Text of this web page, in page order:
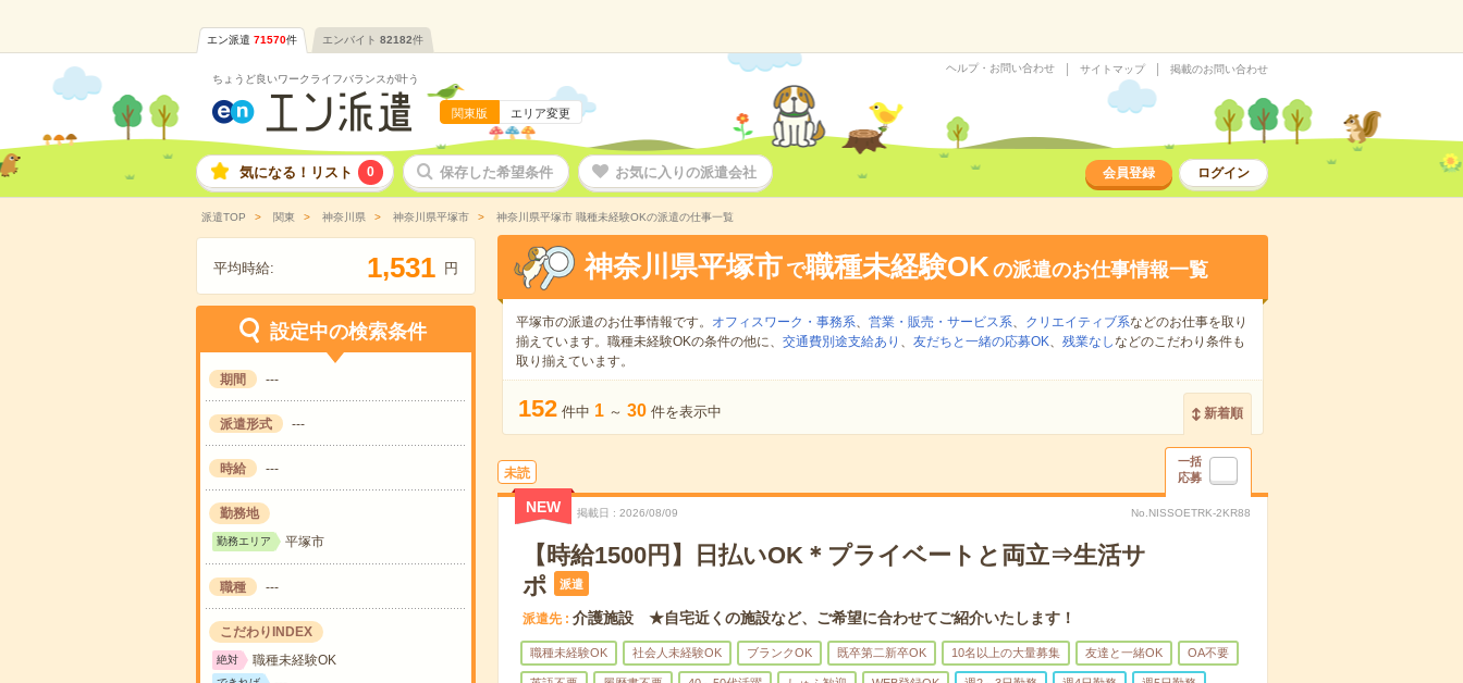
エン派遣 71570件 エンバイト 82182件
ちょうど良いワークライフバランスが叶う
関東版 エリア変更
ヘルプ・お問い合わせ サイトマップ 掲載のお問い合わせ
気になる！リスト 0 保存した希望条件 お気に入りの派遣会社 会員登録 ログイン
派遣TOP 関東 神奈川県 神奈川県平塚市 神奈川県平塚市 職種未経験OKの派遣の仕事一覧
平均時給: 1,531 円
設定中の検索条件
期間 ---
派遣形式 ---
時給 ---
勤務地
勤務エリア 平塚市
職種 ---
こだわりINDEX
絶対 職種未経験OK
神奈川県平塚市 で職種未経験OKの派遣のお仕事情報一覧
平塚市の派遣のお仕事情報です。 オフィスワーク・事務系、 営業・販売・サービス系、 クリエイティブ系などのお仕事を取り
揃えています。職種未経験OKの条件の他に、 交通費別途支給あり 、 友だちと一緒の応募OK、 残業なしなどのこだわり条件も
取り揃えています。
152 件中 1 ～ 30 件を表示中 新着順
未読
一括
応募
NEW 掲載日 2026/08/09 No.NISSOETRK-2KR88
【時給1500円】日払いOK＊プライベートと両立⇒生活サ
ポ
派遣
派遣先 介護施設 ★自宅近くの施設など、ご希望に合わせてご紹介いたします！
職種未経験OK 社会人未経験OK ブランクOK 既卒第二新卒OK 10名以上の大量募集 友達と一緒OK OA不要